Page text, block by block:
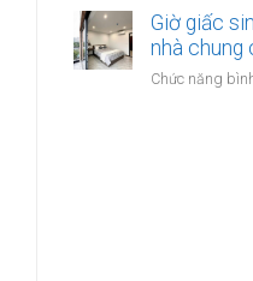
Giờ giấc
nhà chung
Chức năng